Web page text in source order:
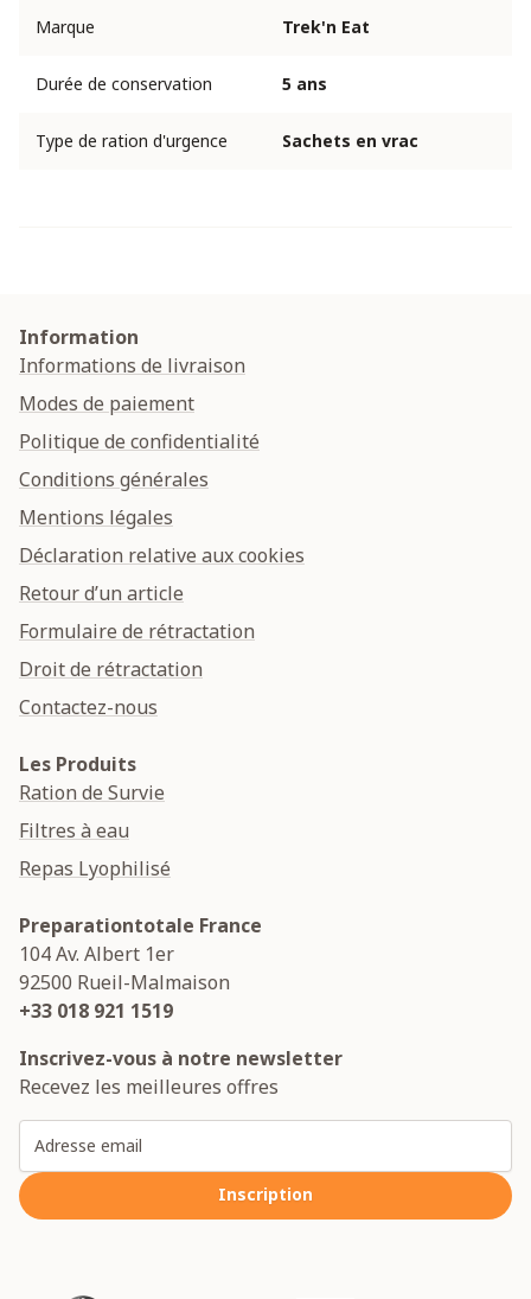
Marque Trek'n Eat
Durée de conservation 5 ans
Type de ration d'urgence Sachets en vrac
Information
Informations de livraison
Modes de paiement
Politique de confidentialité
Conditions générales
Mentions légales
Déclaration relative aux cookies
Retour d’un article
Formulaire de rétractation
Droit de rétractation
Contactez-nous
Les Produits
Ration de Survie
Filtres à eau
Repas Lyophilisé
Preparationtotale France
104 Av. Albert 1er
92500 Rueil-Malmaison
+33 018 921 1519
Inscrivez-vous à notre newsletter
Recevez les meilleures offres
Inscription